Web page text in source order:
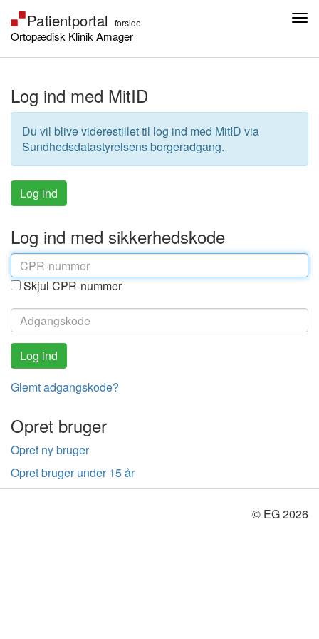
Ortopædisk Klinik Amager
Log ind med MitID
Du vil blive viderestillet til log ind med MitID via
Sundhedsdatastyrelsens borgeradgang.
Log ind med sikkerhedskode
Skjul CPR-nummer
Glemt adgangskode?
Opret bruger
Opret ny bruger
Opret bruger under 15 år
© EG 2026